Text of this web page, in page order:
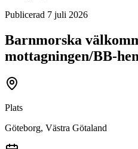
Publicerad 7 juli 2026
Barnmorska
mottagningen/BB-
Plats
Göteborg, Västra Götaland